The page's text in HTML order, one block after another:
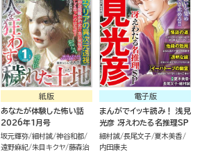
紙版
あなたが体験した怖い話
2026年1月号
坂元輝弥 細村誠 神谷和都
遠野麻紀 朱目キクヤ 藤森治
電子版
まんがでイッキ読み！ 浅見
光彦 冴えわたる名推理SP
細村誠 長尾文子 夏木美香
内田康夫